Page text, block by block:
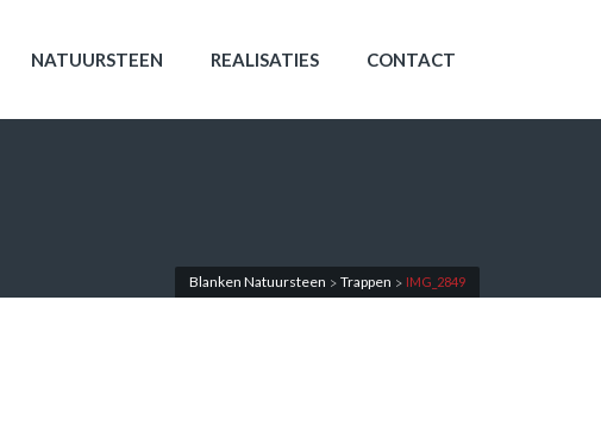
NATUURSTEEN REALISATIES CONTACT
Blanken Natuursteen > Trappen > IMG_2849